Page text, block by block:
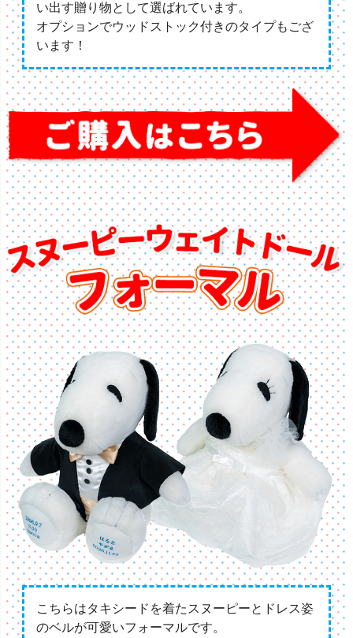
い出す贈り物として選ばれています。
オプションでウッドストック付きのタイプもござ
います！
こちらはタキシードを着たスヌーピーとドレス姿
のベルが可愛いフォーマルです。